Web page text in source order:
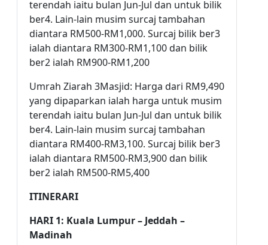
terendah iaitu bulan Jun-Jul dan untuk bilik
ber4. Lain-lain musim surcaj tambahan
diantara RM500-RM1,000. Surcaj bilik ber3
ialah diantara RM300-RM1,100 dan bilik
ber2 ialah RM900-RM1,200
Umrah Ziarah 3Masjid: Harga dari RM9,490
yang dipaparkan ialah harga untuk musim
terendah iaitu bulan Jun-Jul dan untuk bilik
ber4. Lain-lain musim surcaj tambahan
diantara RM400-RM3,100. Surcaj bilik ber3
ialah diantara RM500-RM3,900 dan bilik
ber2 ialah RM500-RM5,400
ITINERARI
HARI 1: Kuala Lumpur – Jeddah –
Madinah